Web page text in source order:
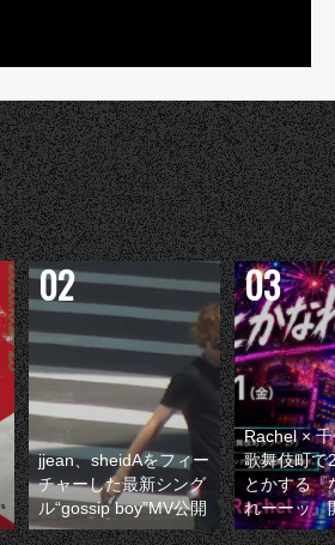
jjean、sheidAをフィー
チャーした最新シング
ル“gossip boy”MV公開
Rachel ×
歌舞伎町で
とかする『
れーーッ』